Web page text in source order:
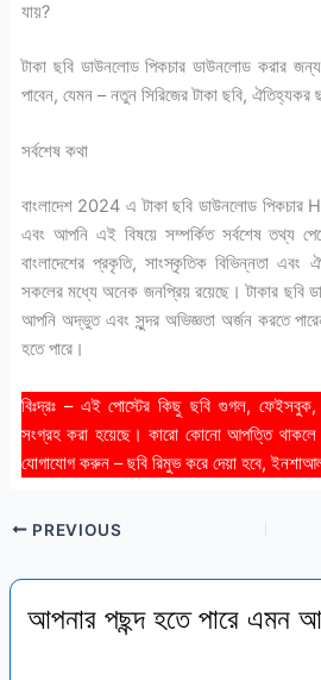
যায়?
টাকা ছবি ডাউনলোড পিকচার ডাউনলোড করার
পাবেন, যেমন – নতুন সিরিজের টাকা ছবি, ঐতিহ্যকর
সর্বশেষ কথা
বাংলাদেশ 2024 এ টাকা ছবি ডাউনলোড পিকচার
এবং আপনি এই বিষয়ে সম্পর্কিত সর্বশেষ তথ্য
বাংলাদেশের প্রকৃতি, সাংস্কৃতিক বিভিন্নতা এবং
সকলের মধ্যে অনেক জনপ্রিয় রয়েছে। টাকার ছবি
আপনি অদ্ভুত এবং সুন্দর অভিজ্ঞতা অর্জন করতে
হতে পারে।
বিঃদ্রঃ – এই পোস্টের কিছু ছবি গুগল, ফেইসবুক,
সংগ্রহ করা হয়েছে। কারো কোনো আপত্তি থাকলে
যোগাযোগ করুন – ছবি রিমুভ করে দেয়া হবে,
PREVIOUS
আপনার পছন্দ হতে পারে এমন